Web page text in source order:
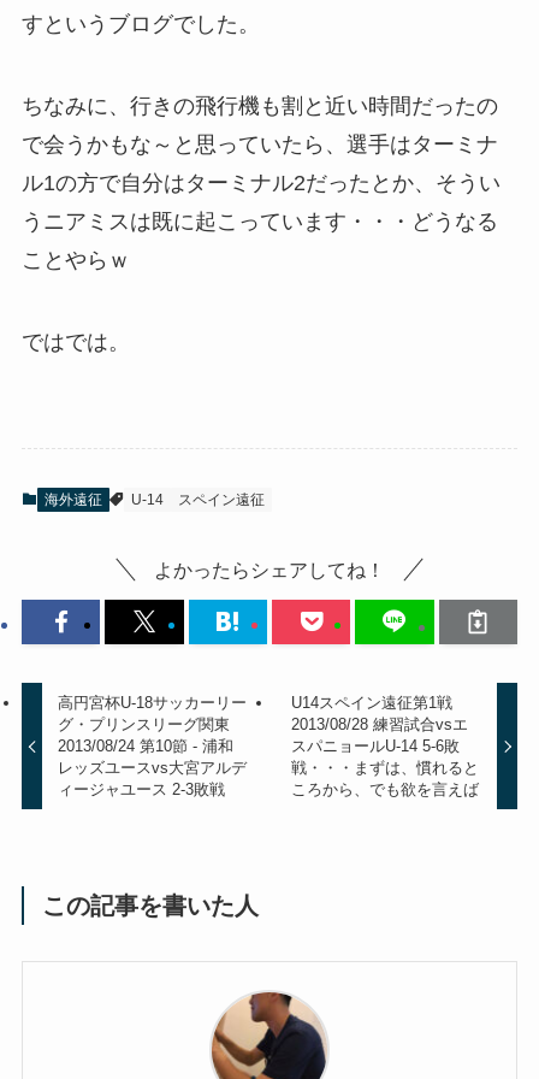
すというブログでした。
ちなみに、行きの飛行機も割と近い時間だったの
で会うかもな～と思っていたら、選手はターミナ
ル1の方で自分はターミナル2だったとか、そうい
うニアミスは既に起こっています・・・どうなる
ことやらｗ
ではでは。
海外遠征 U-14 スペイン遠征
よかったらシェアしてね！
高円宮杯U-18サッカーリー
グ・プリンスリーグ関東
2013/08/24 第10節 - 浦和
レッズユースvs大宮アルデ
ィージャユース 2-3敗戦
U14スペイン遠征第1戦
2013/08/28 練習試合vsエ
スパニョールU-14 5-6敗
戦・・・まずは、慣れると
ころから、でも欲を言えば
この記事を書いた人